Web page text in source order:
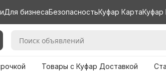
Для бизнесаБезопасностьКуфар Карта
Товары с Куфар Доставкой